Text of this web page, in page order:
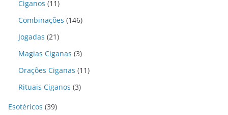
Ciganos (11)
Combinações (146)
Jogadas (21)
Magias Ciganas (3)
Orações Ciganas (11)
Rituais Ciganos (3)
Esotéricos (39)